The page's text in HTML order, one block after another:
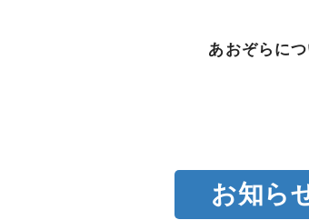
あおぞらに
お知ら